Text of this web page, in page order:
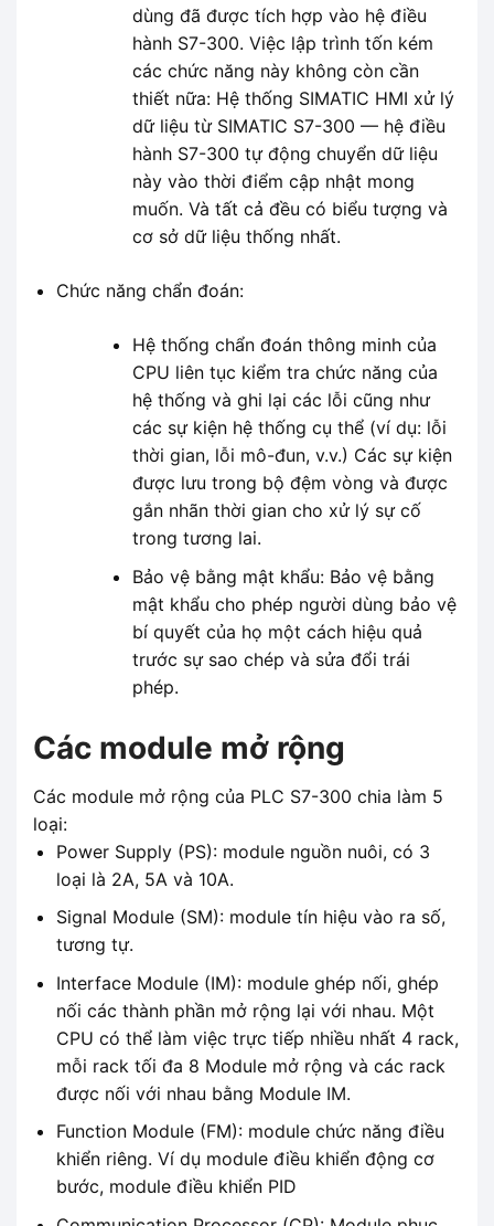
dùng đã được tích hợp vào hệ điều
hành S7-300. Việc lập trình tốn kém
các chức năng này không còn cần
thiết nữa: Hệ thống SIMATIC HMI xử lý
dữ liệu từ SIMATIC S7-300 — hệ điều
hành S7-300 tự động chuyển dữ liệu
này vào thời điểm cập nhật mong
muốn. Và tất cả đều có biểu tượng và
cơ sở dữ liệu thống nhất.
Chức năng chẩn đoán:
Hệ thống chẩn đoán thông minh của
CPU liên tục kiểm tra chức năng của
hệ thống và ghi lại các lỗi cũng như
các sự kiện hệ thống cụ thể (ví dụ: lỗi
thời gian, lỗi mô-đun, v.v.) Các sự kiện
được lưu trong bộ đệm vòng và được
gắn nhãn thời gian cho xử lý sự cố
trong tương lai.
Bảo vệ bằng mật khẩu: Bảo vệ bằng
mật khẩu cho phép người dùng bảo vệ
bí quyết của họ một cách hiệu quả
trước sự sao chép và sửa đổi trái
phép.
Các module mở rộng
Các module mở rộng của PLC S7-300 chia làm 5
loại:
Power Supply (PS): module nguồn nuôi, có 3
loại là 2A, 5A và 10A.
Signal Module (SM): module tín hiệu vào ra số,
tương tự.
Interface Module (IM): module ghép nối, ghép
nối các thành phần mở rộng lại với nhau. Một
CPU có thể làm việc trực tiếp nhiều nhất 4 rack,
mỗi rack tối đa 8 Module mở rộng và các rack
được nối với nhau bằng Module IM.
Function Module (FM): module chức năng điều
khiển riêng. Ví dụ module điều khiển động cơ
bước, module điều khiển PID